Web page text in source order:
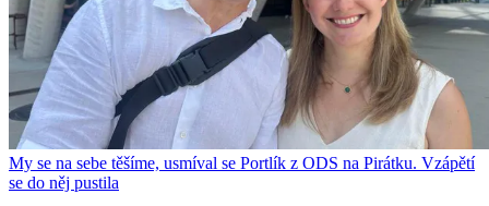
My se na sebe těšíme, usmíval se Portlík z ODS na Pirátku. Vzápětí
se do něj pustila